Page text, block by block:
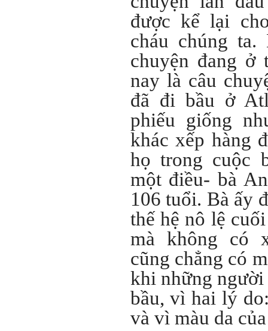
được kể lại
cháu chúng
chuyện đang
nay là câu
đã đi bầu ở
phiếu giống
khác xếp hàng
họ trong cuộc
một điều- bà
106 tuổi. Bà ấy
thế hệ nô lệ
mà không có
cũng chẳng có
khi những
bầu, vì hai lý
và vì màu da